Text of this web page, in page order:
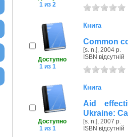
1 из 2
Доступно
1 из 1
Книга
Common
[s. n.], 2004 р.
ISBN відсутній
Доступно
1 из 1
Книга
Aid
Ukraine:
[s. n.], 2007 р.
ISBN відсутній